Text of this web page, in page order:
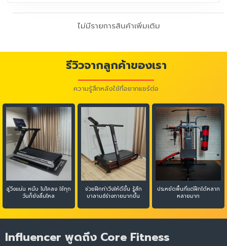
ไม่มีรายการสินค้าเพิ่มเติม
รีวิวจากลูกค้าของเรา
ความรู้สึกหลังใช้ที่อยากแชร์ต่อ
ลู่วิ่งแน่น หนึบ ไม่โคลง ใช้ทุก
วันก็ยังลื่นไหล
ช่วยฝึกท่าวิ่งให้ดีขึ้น รู้สึก
บาลานซ์ร่างกายมากขึ้น
ประหยัดพื้นที่แต่ฝึกได้หลาก
หลายมาก
Influencer พูดถึง Core Fitness